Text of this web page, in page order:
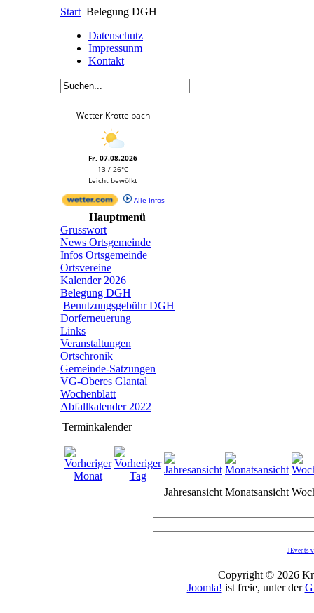
Start Belegung DGH
Datenschutz
Impressunm
Kontakt
Wetter Krottelbach
Fr, 07.08.2026
13 / 26°C
Leicht bewölkt
Alle Infos
Hauptmenü
Grusswort
News Ortsgemeinde
Infos Ortsgemeinde
Ortsvereine
Kalender 2026
Belegung DGH
Benutzungsgebühr DGH
Dorferneuerung
Links
Veranstaltungen
Ortschronik
Gemeinde-Satzungen
VG-Oberes Glantal
Wochenblatt
Abfallkalender 2022
Terminkalender
Jahresansicht Monatsansicht
JEvents
Copyright © 2026
Joomla! ist freie, unter der